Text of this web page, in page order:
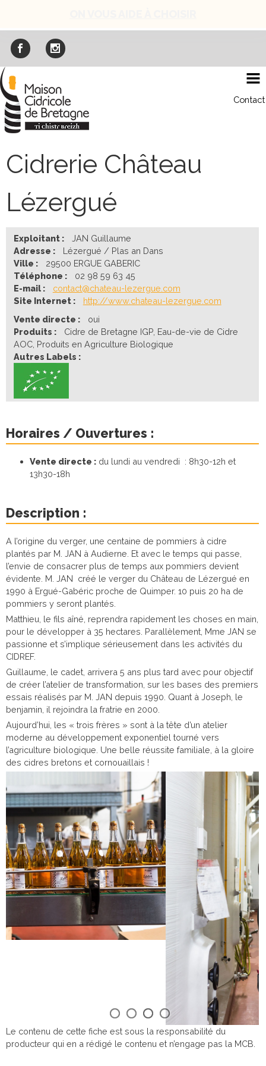
content
Contact
Cidrerie Château
Lézergué
Exploitant :
JAN Guillaume
Adresse :
Lézergué / Plas an Dans
Ville :
29500 ERGUE GABERIC
Téléphone :
02 98 59 63 45
E-mail :
contact@chateau-lezergue.com
Site Internet :
http://www.chateau-lezergue.com
Vente directe :
oui
Produits :
Cidre de Bretagne IGP, Eau-de-vie de Cidre
AOC, Produits en Agriculture Biologique
Autres Labels :
Horaires / Ouvertures :
Vente directe :du lundi au vendredi : 8h30-12h et
13h30-18h
Description :
A l’origine du verger, une centaine de pommiers à cidre
plantés par M. JAN à Audierne. Et avec le temps qui passe,
l’envie de consacrer plus de temps aux pommiers devient
évidente. M. JAN créé le verger du Château de Lézergué en
1990 à Ergué-Gabéric proche de Quimper. 10 puis 20 ha de
pommiers y seront plantés.
Matthieu, le fils aîné, reprendra rapidement les choses en main,
pour le développer à 35 hectares. Parallèlement, Mme JAN se
passionne et s’implique sérieusement dans les activités du
CIDREF.
Guillaume, le cadet, arrivera 5 ans plus tard avec pour objectif
de créer l’atelier de transformation, sur les bases des premiers
essais réalisés par M. JAN depuis 1990. Quant à Joseph, le
benjamin, il rejoindra la fratrie en 2000.
Aujourd’hui, les « trois frères » sont à la tête d’un atelier
moderne au développement exponentiel tourné vers
l’agriculture biologique. Une belle réussite familiale, à la gloire
des cidres bretons et cornouaillais !
Le contenu de cette fiche est sous la responsabilité du
producteur qui en a rédigé le contenu et n’engage pas la MCB.